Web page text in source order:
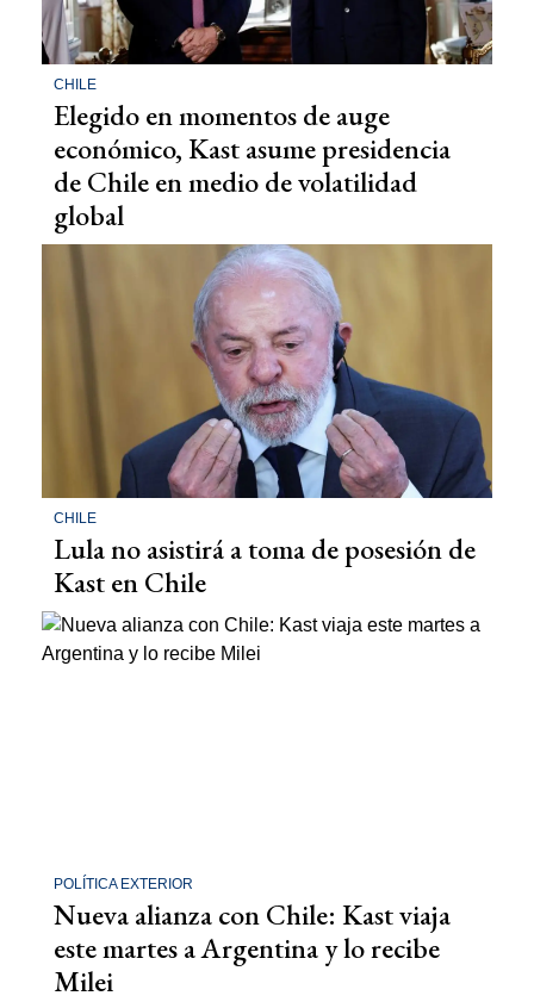
CHILE
Elegido en momentos de auge
económico, Kast asume presidencia
de Chile en medio de volatilidad
global
CHILE
Lula no asistirá a toma de posesión de
Kast en Chile
POLÍTICA EXTERIOR
Nueva alianza con Chile: Kast viaja
este martes a Argentina y lo recibe
Milei